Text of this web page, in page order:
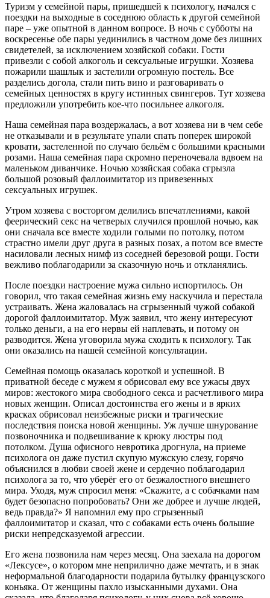
Туризм у семейной пары, пришедшей к психологу, начался с
поездки на выходные в соседнюю область к другой семейной
паре – уже опытной в данном вопросе. В ночь с субботы на
воскресенье обе пары уединились в частном доме без лишних
свидетелей, за исключением хозяйской собаки. Гости
привезли с собой алкоголь и сексуальные игрушки. Хозяева
пожарили шашлык и застелили огромную постель. Все
разделись догола, стали пить вино и разговаривать о
семейных ценностях в кругу истинных свингеров. Тут хозяева
предложили употребить кое-что посильнее алкоголя.
Наша семейная пара воздержалась, а вот хозяева ни в чем себе
не отказывали и в результате упали спать поперек широкой
кровати, застеленной по случаю бельём с большими красными
розами. Наша семейная пара скромно переночевала вдвоем на
маленьком диванчике. Ночью хозяйская собака сгрызла
большой розовый фаллоимитатор из привезенных
сексуальных игрушек.
Утром хозяева с восторгом делились впечатлениями, какой
феерический секс на четверых случился прошлой ночью, как
они сначала все вместе ходили голыми по потолку, потом
страстно имели друг друга в разных позах, а потом все вместе
насиловали лесных нимф из соседней березовой рощи. Гости
вежливо поблагодарили за сказочную ночь и откланялись.
После поездки настроение мужа сильно испортилось. Он
говорил, что такая семейная жизнь ему наскучила и перестала
устраивать. Жена жаловалась на сгрызенный чужой собакой
дорогой фаллоимитатор. Муж заявил, что жену интересуют
только деньги, а на его нервы ей наплевать, и потому он
разводится. Жена уговорила мужа сходить к психологу. Так
они оказались на нашей семейной консультации.
Семейная помощь оказалась короткой и успешной. В
приватной беседе с мужем я обрисовал ему все ужасы двух
миров: жестокого мира свободного секса и расчетливого мира
новых женщин. Описал достоинства его жены и в ярких
красках обрисовал неизбежные риски и трагические
последствия поиска новой женщины. Уж лучше шнурование
позвоночника и подвешивание к крюку люстры под
потолком. Душа офисного невротика дрогнула, на приеме
психолога он даже пустил скупую мужскую слезу, горячо
объяснился в любви своей жене и сердечно поблагодарил
психолога за то, что уберёг его от безжалостного внешнего
мира. Уходя, муж спросил меня: «Скажите, а с собачками нам
будет безопасно попробовать? Они же добрее и лучше людей,
ведь правда?» Я напомнил ему про сгрызенный
фаллоимитатор и сказал, что с собаками есть очень большие
риски непредсказуемой агрессии.
Его жена позвонила нам через месяц. Она заехала на дорогом
«Лексусе», о котором мне неприлично даже мечтать, и в знак
неформальной благодарности подарила бутылку французского
коньяка. От женщины пахло изысканными духами. Она